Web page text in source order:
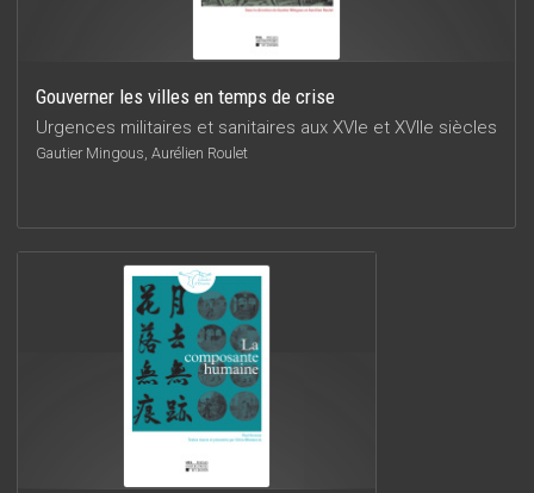
Gouverner les villes en temps de crise
Urgences militaires et sanitaires aux XVIe et XVIIe siècles
Gautier Mingous, Aurélien Roulet